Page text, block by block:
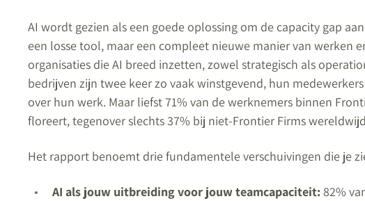
AI wordt gezien als een goede oplossing om de capacity gap
een losse tool, maar een compleet nieuwe manier van werken
organisaties die AI breed inzetten, zowel strategisch als
bedrijven zijn twee keer zo vaak winstgevend, hun
over hun werk. Maar liefst 71% van de werknemers binnen
floreert, tegenover slechts 37% bij niet-Frontier Firms
Het rapport benoemt drie fundamentele verschuivingen die je
AI als jouw uitbreiding voor jouw teamcapaciteit: 82%